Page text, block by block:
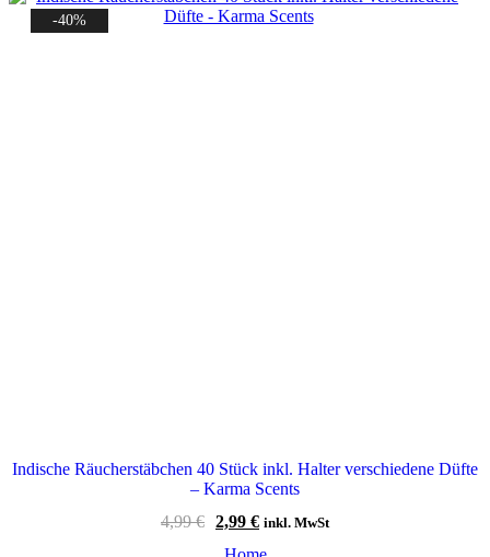
-40%
Indische Räucherstäbchen 40 Stück inkl. Halter verschiedene Düfte
– Karma Scents
4,99€
Ursprünglicher
2,99 €Aktueller
inkl. MwSt